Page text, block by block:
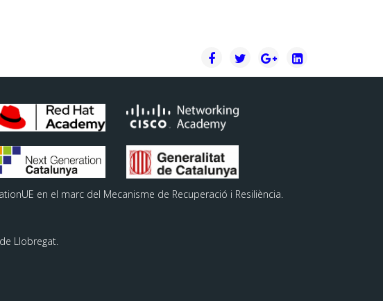
en el marc del Mecanisme de Recuperació i Resiliència.
Llobregat.